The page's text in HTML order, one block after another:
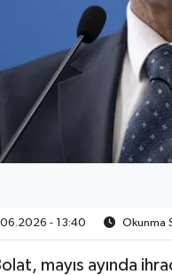
- 13:40 Okunma
mayıs ayında